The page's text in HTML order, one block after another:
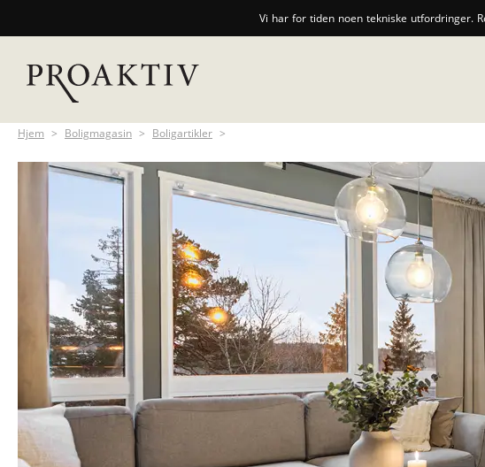
Vi har for tiden noen tekniske utfordringer.
Hjem > Boligmagasin > Boligartikler >